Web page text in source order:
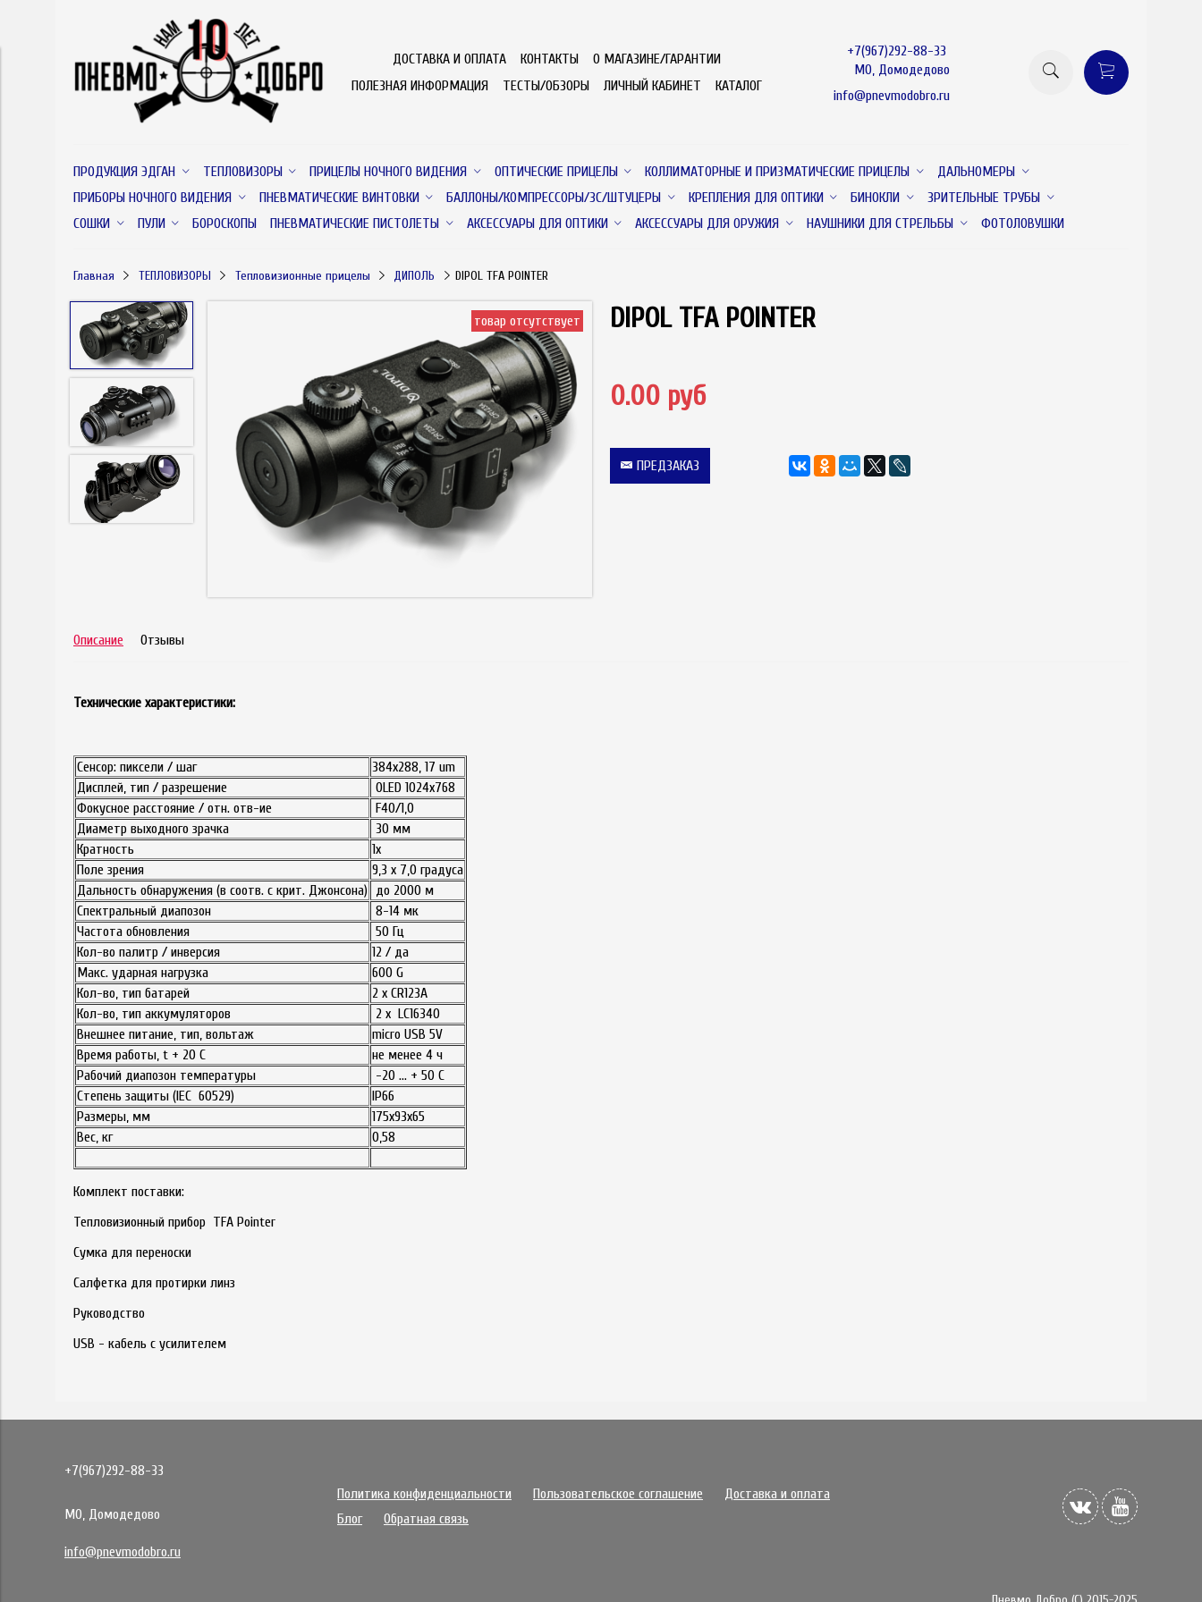
ДОСТАВКА И ОПЛАТА КОНТАКТЫ
О МАГАЗИНЕ/ГАРАНТИИ
ПОЛЕЗНАЯ ИНФОРМАЦИЯ
ТЕСТЫ/ОБЗОРЫ ЛИЧНЫЙ КАБИНЕТ КАТАЛОГ
+7(967)292-88-33
МО, Домодедово
info@pnevmodobro.ru
ПРОДУКЦИЯ ЭДГАН ТЕПЛОВИЗОРЫ ПРИЦЕЛЫ НОЧНОГО ВИДЕНИЯ ОПТИЧЕСКИЕ ПРИЦЕЛЫ КОЛЛИМАТОРНЫЕ И ПРИЗМАТИЧЕСКИЕ ПРИЦЕЛЫ
ДАЛЬНОМЕРЫ
ПРИБОРЫ НОЧНОГО ВИДЕНИЯ
ПНЕВМАТИЧЕСКИЕ ВИНТОВКИ БАЛЛОНЫ/КОМПРЕССОРЫ/ЗС/ШТУЦЕРЫ КРЕПЛЕНИЯ ДЛЯ ОПТИКИ БИНОКЛИ
ЗРИТЕЛЬНЫЕ ТРУБЫ
СОШКИ
ПУЛИ БОРОСКОПЫ ПНЕВМАТИЧЕСКИЕ ПИСТОЛЕТЫ АКСЕССУАРЫ ДЛЯ ОПТИКИ АКСЕССУАРЫ ДЛЯ ОРУЖИЯ НАУШНИКИ ДЛЯ СТРЕЛЬБЫ ФОТОЛОВУШКИ
Главная ТЕПЛОВИЗОРЫ Тепловизионные прицелы ДИПОЛЬ DIPOL TFA POINTER
товар отсутствует DIPOL TFA POINTER
0.00 руб
ПРЕДЗАКАЗ
Описание Отзывы
Технические характеристики:
Сенсор: пиксели / шаг
384х288, 17 um
Дисплей, тип / разрешение
OLED 1024x768
Фокусное расстояние / отн. отв-ие
F40/1,0
Диаметр выходного зрачка
30 мм
Кратность
1х
Поле зрения
9,3 х 7,0 градуса
Дальность обнаружения (в соотв. с крит. Джонсона) до 2000 м
Спектральный диапозон
8-14 мк
Частота обновления
50 Гц
Кол-во палитр / инверсия
12 / да
Макс. ударная нагрузка
600 G
Кол-во, тип батарей
2 х CR123A
Кол-во, тип аккумуляторов
2 х LC16340
Внешнее питание, тип, вольтаж
micro USB 5V
Время работы, t + 20 C
не менее 4 ч
Рабочий диапозон температуры
-20 ... + 50 С
Степень защиты (IEC 60529)
IP66
Размеры, мм
175х93х65
Вес, кг
0,58
Комплект поставки:
Тепловизионный прибор TFA Pointer
Сумка для переноски
Салфетка для протирки линз
Руководство
USB - кабель с усилителем
+7(967)292-88-33
МО, Домодедово
info@pnevmodobro.ru
Политика конфиденциальности Пользовательское соглашение
Доставка и оплата
Блог
Обратная связь